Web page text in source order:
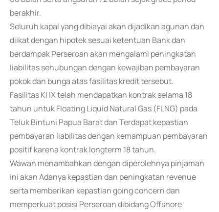
berakhir.
Seluruh kapal yang dibiayai akan dijadikan agunan dan
diikat dengan hipotek sesuai ketentuan Bank dan
berdampak Perseroan akan mengalami peningkatan
liabilitas sehubungan dengan kewajiban pembayaran
pokok dan bunga atas fasilitas kredit tersebut.
Fasilitas KI IX telah mendapatkan kontrak selama 18
tahun untuk Floating Liquid Natural Gas (FLNG) pada
Teluk Bintuni Papua Barat dan Terdapat kepastian
pembayaran liabilitas dengan kemampuan pembayaran
positif karena kontrak longterm 18 tahun.
Wawan menambahkan dengan diperolehnya pinjaman
ini akan Adanya kepastian dan peningkatan revenue
serta memberikan kepastian going concern dan
memperkuat posisi Perseroan dibidang Offshore